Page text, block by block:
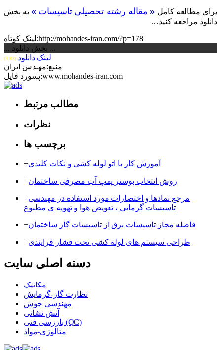
برای مطالعه کامل « مقاله رشته تحصیلی تاسیسات » به بخش
دانلود مراجعه کنید…
لینک کوتاه:http://mohandes-iran.com/?p=178
... بخش دانلود ...
لینک دانلود (3.83)
منبع:مهندس ایران
پسورد فایل:www.mohandes-iran.com
مطالب مرتبط
نظرات
برچسب ها
+آموزش کار با اتو لوله کشی و نکات کلیدی
+روش انتخاب بوستر پمپ آب مصرفی ساختمان
+مرجع نمادها و اختصارات مورد استفاده در مهندسی
تاسیسات گرمایی ، تعویض هوا و تهویه ی مطبوع
+فاصله مجاز تاسیسات برق از تاسیسات گاز ساختمان
+طراحی سیستم های لوله کشی تحت فشار فرایندی
دسته اصلی سایت
مکانیک
نظارت گاز-گرمایش
مهندسی جوش
آتش نشانی
بازرسی فنی (QC)
متالوژی-مواد